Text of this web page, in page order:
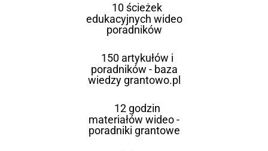
10 ścieżek
edukacyjnych wideo
poradników
150 artykułów i
poradników - baza
wiedzy grantowo.pl
12 godzin
materiałów wideo -
poradniki grantowe